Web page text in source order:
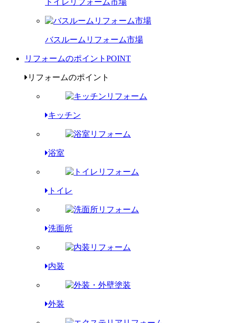
トイレリフォーム市場
バスルームリフォーム市場
リフォームのポイント POINT
リフォームのポイント
キッチン
浴室
トイレ
洗面所
内装
外装